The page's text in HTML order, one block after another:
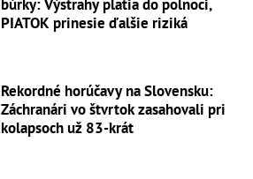
búrky: Výstrahy platia do polnoci,
PIATOK prinesie ďalšie riziká
Rekordné horúčavy na Slovensku:
Záchranári vo štvrtok zasahovali pri
kolapsoch už 83-krát